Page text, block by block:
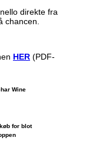
direkte fra
chancen.
HER (PDF-
Wine
for blot